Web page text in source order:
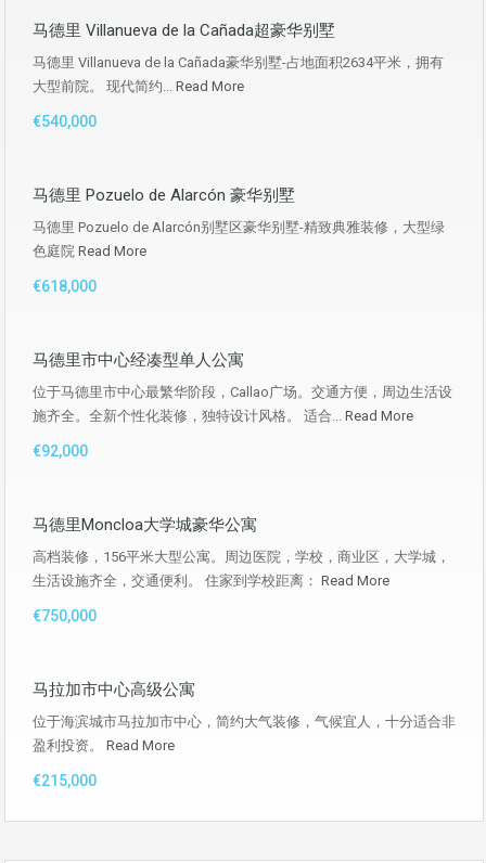
马德里 Villanueva de la Cañada超豪华别墅
马德里 Villanueva de la Cañada豪华别墅-占地面积2634平米，拥有
大型前院。 现代简约... Read More
€540,000
马德里 Pozuelo de Alarcón 豪华别墅
马德里 Pozuelo de Alarcón别墅区豪华别墅-精致典雅装修，大型绿
色庭院 Read More
€618,000
马德里市中心经凑型单人公寓
位于马德里市中心最繁华阶段，Callao广场。交通方便，周边生活设
施齐全。全新个性化装修，独特设计风格。 适合... Read More
€92,000
马德里Moncloa大学城豪华公寓
高档装修，156平米大型公寓。周边医院，学校，商业区，大学城，
生活设施齐全，交通便利。 住家到学校距离： Read More
€750,000
马拉加市中心高级公寓
位于海滨城市马拉加市中心，简约大气装修，气候宜人，十分适合非
盈利投资。 Read More
€215,000